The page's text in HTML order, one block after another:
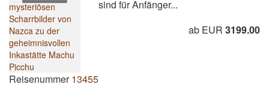
sind für Anfänger...
ab EUR 3199.00
Reisenummer13455